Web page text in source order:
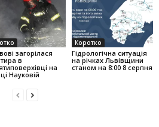
загорілася
в
на
Науковій
Коротко
Гідрологічна ситуація
на річках Львівщини
станом на 8:00 8 серпня